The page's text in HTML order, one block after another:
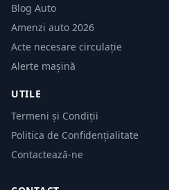
Blog Auto
Amenzi auto 2026
Acte necesare circulație
Alerte mașină
UTILE
Termeni și Condiții
Politica de Confidențialitate
Contactează-ne